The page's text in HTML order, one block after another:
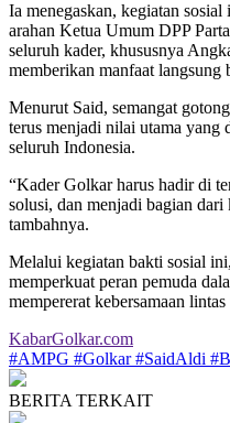
Ia menegaskan, kegiatan
arahan Ketua Umum DPP
seluruh kader, khususnya
memberikan manfaat langsung
Menurut Said, semangat
terus menjadi nilai utama yang
seluruh Indonesia.
“Kader Golkar harus hadir di
solusi, dan menjadi bagian dari
tambahnya.
Melalui kegiatan bakti sosial
memperkuat peran pemuda
mempererat kebersamaan
KabarGolkar.com
#AMPG #Golkar#SaidAldi
BERITA TERKAIT